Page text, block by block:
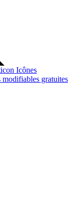
Icônes
gratuites